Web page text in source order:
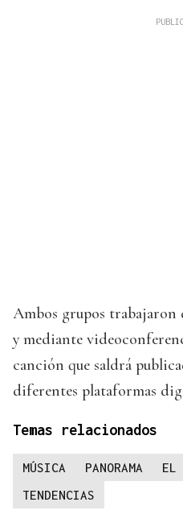
Ambos grupos
y mediante
canción que saldrá
diferentes plataformas
Temas relacionados
MÚSICA PANORAMA
EL
TENDENCIAS